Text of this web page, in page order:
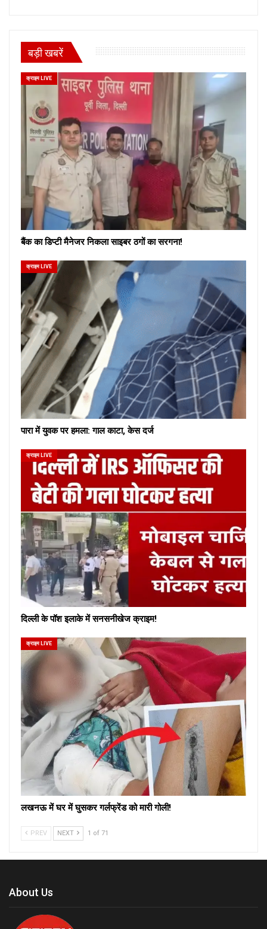
बड़ी खबरें
क्राइम LIVE
बैंक का डिप्टी मैनेजर निकला साइबर ठगों का सरगना!
क्राइम LIVE
पारा में युवक पर हमला: गाल काटा, केस दर्ज
क्राइम LIVE
दिल्ली के पॉश इलाके में सनसनीखेज क्राइम!
क्राइम LIVE
लखनऊ में घर में घुसकर गर्लफ्रेंड को मारी गोली!
PREV NEXT 1 of 71
About Us